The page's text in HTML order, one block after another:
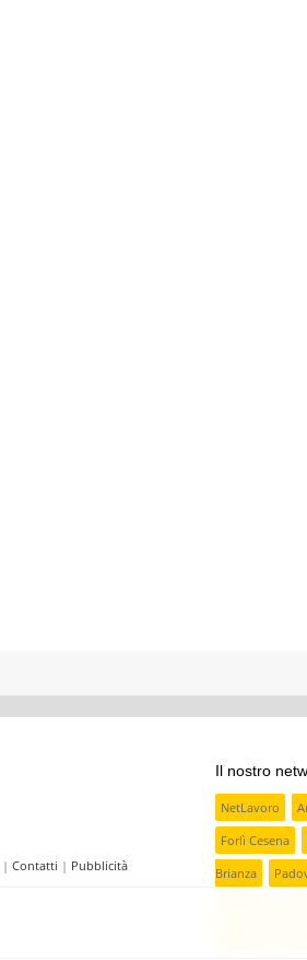
| Contatti | Pubblicità
Il nostro
NetLavoro
Forlì Cesena
Brianza